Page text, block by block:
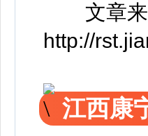
文章来
http://
江西康